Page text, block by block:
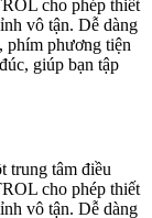
cho phép thiết
vô tận. Dễ dàng
phím phương tiện
giúp bạn tập
trung tâm điều
cho phép thiết
vô tận. Dễ dàng